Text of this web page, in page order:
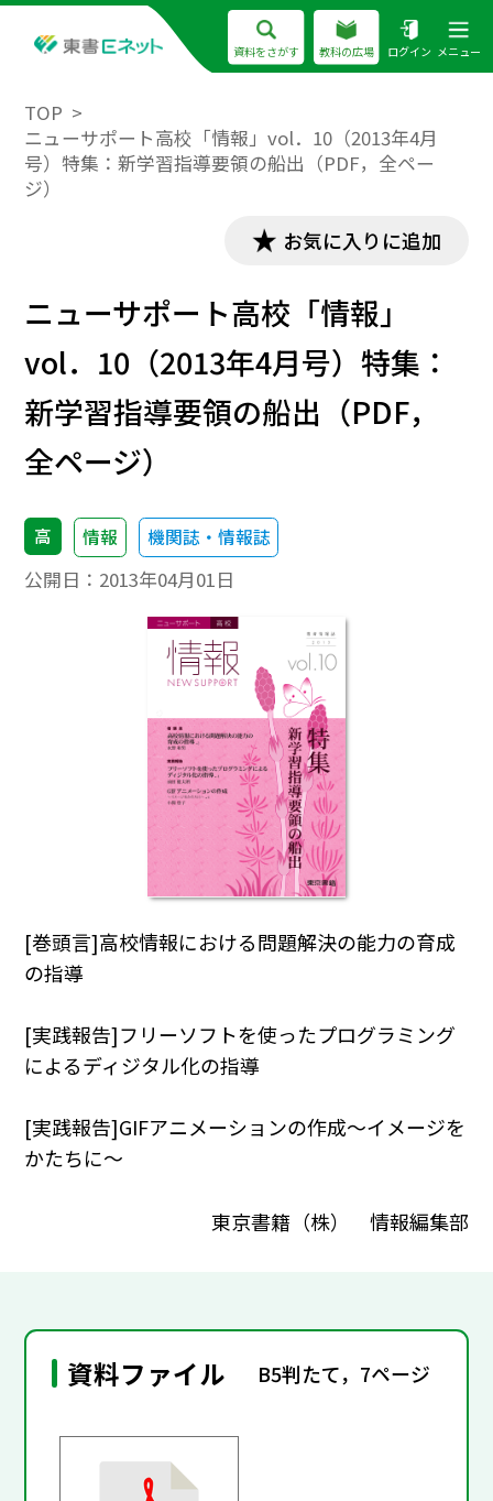
資料をさがす 教科の広場 ログイン メニュー
TOP
ニューサポート高校「情報」vol．10（2013年4月
号）特集：新学習指導要領の船出（PDF，全ペー
ジ）
お気に入りに追加
ニューサポート高校「情報」
vol．10（2013年4月号）特集：
新学習指導要領の船出（PDF，
全ページ）
高 情報 機関誌・情報誌
公開日： 2013年04月01日
[巻頭言]高校情報における問題解決の能力の育成
の指導
[実践報告]フリーソフトを使ったプログラミング
によるディジタル化の指導
[実践報告]GIFアニメーションの作成～イメージを
かたちに～
東京書籍（株） 情報編集部
資料ファイル B5判たて，7ページ